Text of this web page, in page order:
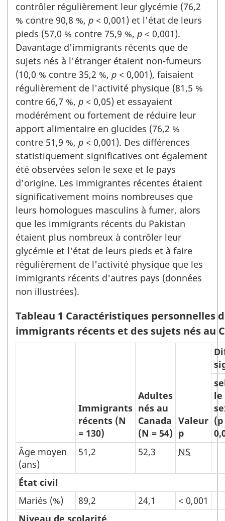
contrôler régulièrement leur glycémie (76,2
% contre 90,8 %, p < 0,001) et l'état de leurs
pieds (57,0 % contre 75,9 %, p < 0,001).
Davantage d'immigrants récents que de
sujets nés à l'étranger étaient non-fumeurs
(10,0 % contre 35,2 %, p < 0,001), faisaient
régulièrement de l'activité physique (81,5 %
contre 66,7 %, p < 0,05) et essayaient
modérément ou fortement de réduire leur
apport alimentaire en glucides (76,2 %
contre 51,9 %, p < 0,001). Des différences
statistiquement significatives ont également
été observées selon le sexe et le pays
d'origine. Les immigrantes récentes étaient
significativement moins nombreuses que
leurs homologues masculins à fumer, alors
que les immigrants récents du Pakistan
étaient plus nombreux à contrôler leur
glycémie et l'état de leurs pieds et à faire
régulièrement de l'activité physique que les
immigrants récents d'autres pays (données
non illustrées).
Tableau 1 Caractéristiques personnelles
immigrants récents et des sujets nés au
Immigrants
récents (N
= 130)
Adultes
nés au
Canada
(N = 54)
Valeur
p
le
(p
Âge moyen
(ans)
51,2 52,3 NS
État civil
Mariés (%)
89,2 24,1
< 0,001
Niveau de scolarité